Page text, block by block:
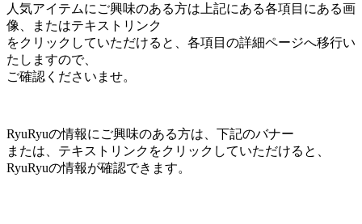
人気アイテムにご興味のある方は上記にある各項目にある画
像、またはテキストリンク
をクリックしていただけると、各項目の詳細ページへ移行い
たしますので、
ご確認くださいませ。
RyuRyuの情報にご興味のある方は、下記のバナー
または、テキストリンクをクリックしていただけると、
RyuRyuの情報が確認できます。